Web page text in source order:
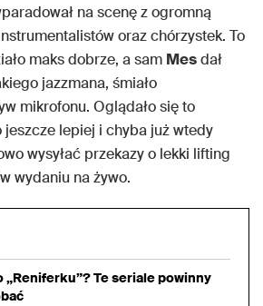
na scenę z ogromną
oraz chórzystek. To
maks dobrze, a sam Mesdał
jazzmana, śmiało
mikrofonu. Oglądało się to
jeszcze lepiej i chyba już wtedy
wysyłać przekazy o lekki lifting
wydaniu na żywo.
„Reniferku”? Te seriale powinny